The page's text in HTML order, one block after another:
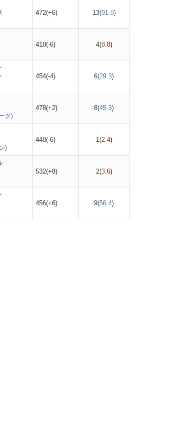
472(+6) 13(91.8)
418(-6) 4(8.8)
454(-4) 6(29.3)
ク)
478(+2) 8(45.3)
)
448(-6) 1(2.4)
532(+8) 2(3.6)
456(+6) 9(56.4)